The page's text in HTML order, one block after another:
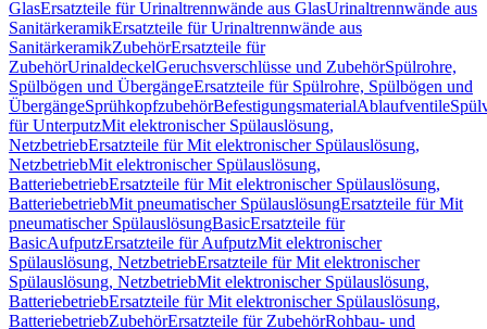
GlasErsatzteile für Urinaltrennwände aus GlasUrinaltrennwände aus
SanitärkeramikErsatzteile für Urinaltrennwände aus
SanitärkeramikZubehörErsatzteile für
ZubehörUrinaldeckelGeruchsverschlüsse und ZubehörSpülrohre,
Spülbögen und ÜbergängeErsatzteile für Spülrohre, Spülbögen und
ÜbergängeSprühkopfzubehörBefestigungsmaterialAblaufventile
für UnterputzMit elektronischer Spülauslösung,
NetzbetriebErsatzteile für Mit elektronischer Spülauslösung,
NetzbetriebMit elektronischer Spülauslösung,
BatteriebetriebErsatzteile für Mit elektronischer Spülauslösung,
BatteriebetriebMit pneumatischer SpülauslösungErsatzteile für Mit
pneumatischer SpülauslösungBasicErsatzteile für
BasicAufputzErsatzteile für AufputzMit elektronischer
Spülauslösung, NetzbetriebErsatzteile für Mit elektronischer
Spülauslösung, NetzbetriebMit elektronischer Spülauslösung,
BatteriebetriebErsatzteile für Mit elektronischer Spülauslösung,
BatteriebetriebZubehörErsatzteile für ZubehörRohbau- und